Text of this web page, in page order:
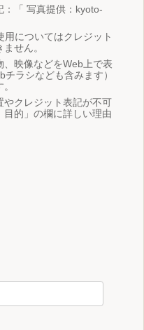
：「 写真提供：kyoto-
についてはクレジット
せん。
映像などをWeb上で表
ラシなども含みます）
クレジット表記が不可
的」の欄に詳しい理由